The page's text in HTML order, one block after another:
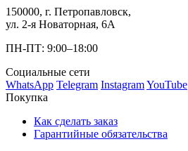
150000, г. Петропавловск,
ул. 2-я Новаторная, 6А
ПН-ПТ: 9:00–18:00
Социальные сети
WhatsApp Telegram InstagramYouTube
Покупка
Как сделать заказ
Гарантийные обязательства